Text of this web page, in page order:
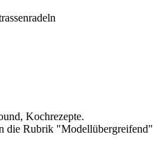
Kochrezepte.
die Rubrik "Modellübergreifend"